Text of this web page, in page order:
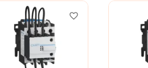
favorite_border
favorite_border
favorite_border